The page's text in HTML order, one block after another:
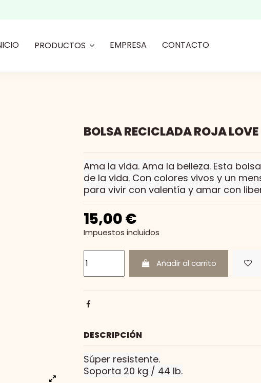
PRODUCTOS EMPRESA CONTACTO
BOLSA RECICLADA ROJA LOVE
Ama la vida. Ama la belleza. Esta
de la vida. Con colores vivos y un
para vivir con valentía y amar con
15,00 €
Impuestos incluidos
Añadir al carrito
DESCRIPCIÓN
Súper resistente.
Soporta 20 kg / 44 lb.